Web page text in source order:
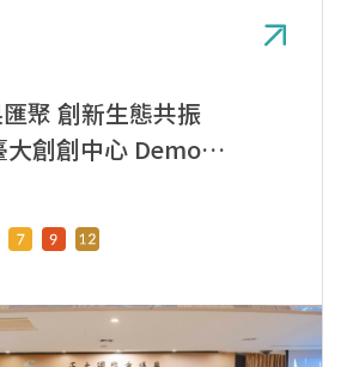
聚 創新生態共振
大創創中心 Demo